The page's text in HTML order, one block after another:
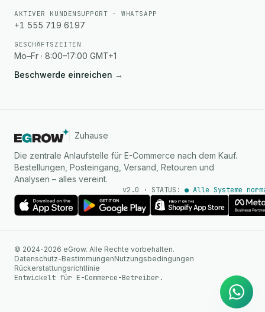
AKTIVER KUNDENSUPPORT · WHATSAPP
+1 555 719 6197
GESCHÄFTSZEITEN
Mo–Fr · 8:00–17:00 GMT+1
Beschwerde einreichen →
Zuhause
Die zentrale Anlaufstelle für E-Commerce nach dem Kauf.
Bestellungen, Posteingang, Versand, Retouren und
Analysen – alles vereint.
v2.0 · STATUS: ● Alle Systeme
© 2024-2026 eGrow. Alle Rechte vorbehalten.
Datenschutz-BestimmungenNutzungsbedingungen
Rückerstattungsrichtlinie
Entwickelt für E-Commerce-Betreiber.
Sofortige Antworten auf
WhatsApp